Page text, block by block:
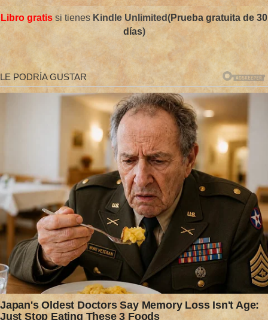
Libro gratis si tienes Kindle Unlimited(Prueba gratuita de 30
días)